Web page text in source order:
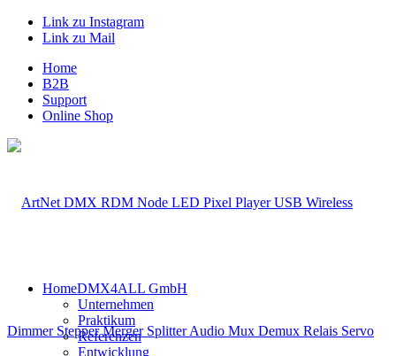
Link zu Instagram
Link zu Mail
Home
B2B
Support
Online Shop
HomeDMX4ALL GmbH
Unternehmen
Praktikum
Referenzen
Entwicklung